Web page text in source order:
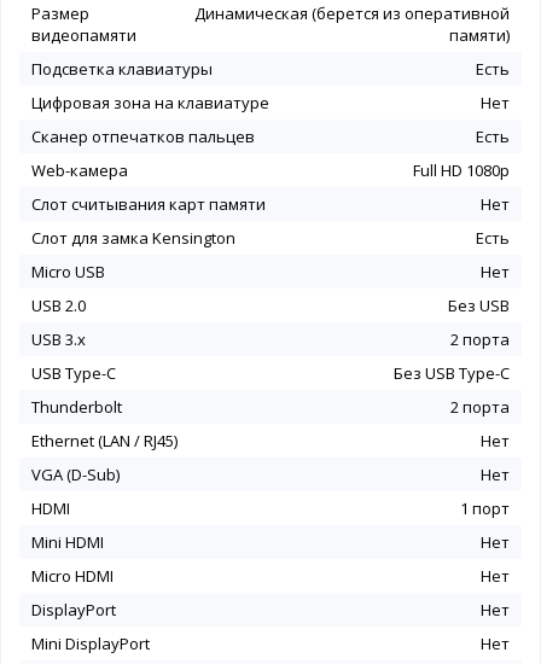
Размер
видеопамяти
Динамическая (берется из оперативной
памяти)
Подсветка клавиатуры
Есть
Цифровая зона на клавиатуре
Нет
Сканер отпечатков пальцев
Есть
Web-камера
Full HD 1080p
Слот считывания карт памяти
Нет
Слот для замка Kensington
Есть
Micro USB
Нет
USB 2.0
Без USB
USB 3.x
2 порта
USB Type-C
Без USB Type-C
Thunderbolt
2 порта
Ethernet (LAN / RJ45)
Нет
VGA (D-Sub)
Нет
HDMI
1 порт
Mini HDMI
Нет
Micro HDMI
Нет
DisplayPort
Нет
Mini DisplayPort
Нет